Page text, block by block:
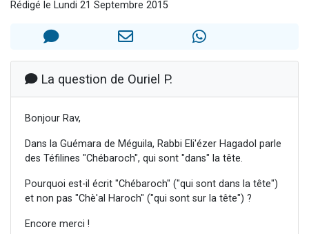
30 personnes viennent de faire un don pour Sauvez la jambe de Yohan
12 nouvelles musiques dans Torah-Box Music
29 personnes viennent de demander une bénédiction
Rédigé le Lundi 21 Septembre 2015
La question de Ouriel P.
Bonjour Rav,
Dans la Guémara de Méguila, Rabbi Eli'ézer Hagadol parle
des Téfilines "Chébaroch", qui sont "dans" la tête.
Pourquoi est-il écrit "Chébaroch" ("qui sont dans la tête")
et non pas "Chè'al Haroch" ("qui sont sur la tête") ?
Encore merci !